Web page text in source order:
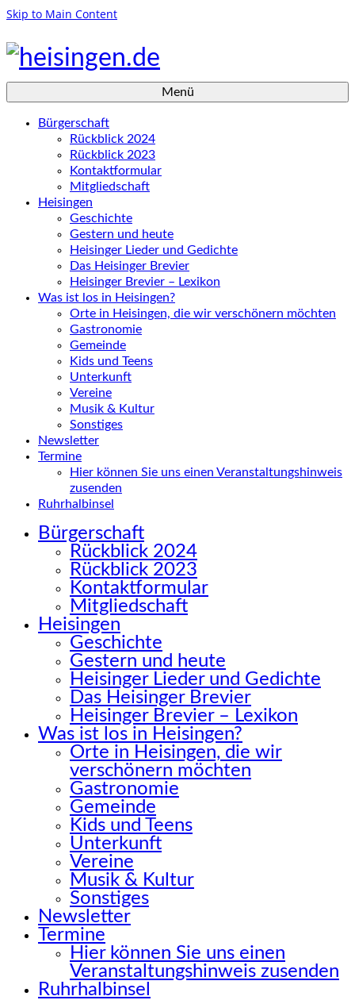
Skip to Main Content
Menü
Bürgerschaft
Rückblick 2024
Rückblick 2023
Kontaktformular
Mitgliedschaft
Heisingen
Geschichte
Gestern und heute
Heisinger Lieder und Gedichte
Das Heisinger Brevier
Heisinger Brevier – Lexikon
Was ist los in Heisingen?
Orte in Heisingen, die wir verschönern möchten
Gastronomie
Gemeinde
Kids und Teens
Unterkunft
Vereine
Musik & Kultur
Sonstiges
Newsletter
Termine
Hier können Sie uns einen Veranstaltungshinweis
zusenden
Ruhrhalbinsel
Bürgerschaft
Rückblick 2024
Rückblick 2023
Kontaktformular
Mitgliedschaft
Heisingen
Geschichte
Gestern und heute
Heisinger Lieder und Gedichte
Das Heisinger Brevier
Heisinger Brevier – Lexikon
Was ist los in Heisingen?
Orte in Heisingen, die wir
verschönern möchten
Gastronomie
Gemeinde
Kids und Teens
Unterkunft
Vereine
Musik & Kultur
Sonstiges
Newsletter
Termine
Hier können Sie uns einen
Veranstaltungshinweis zusenden
Ruhrhalbinsel